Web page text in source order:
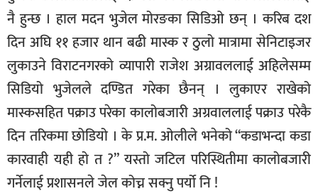
नै हुन्छ । हाल मदन भुजेल मोरङका सिडिओ छन् । करिब दश
दिन अघि ११ हजार थान बढी मास्क र ठुलो मात्रामा सेनिटाइजर
लुकाउने विराटनगरको व्यापारी राजेश अग्रावललाई अहिलेसम्म
सिडियो भुजेलले दण्डित गरेका छैनन् । लुकाएर राखेको
मास्कसहित पक्राउ परेका कालोबजारी अग्रवाललाई पक्राउ परेकै
दिन तरिकमा छोडियो । के प्र.म. ओलीले भनेको “कडाभन्दा कडा
कारवाही यही हो त ?” यस्तो जटिल परिस्थितीमा कालोबजारी
गर्नेलाई प्रशासनले जेल कोच्न सक्नु पर्यो नि !